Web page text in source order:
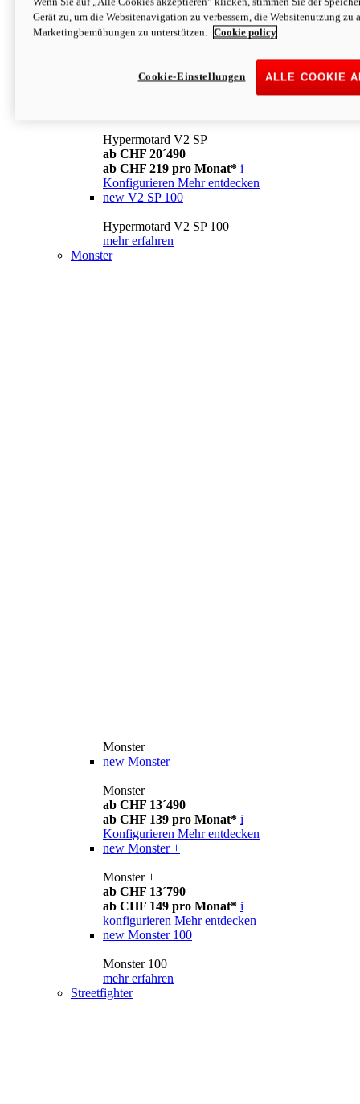
Konfigurieren Mehr entdecken
newV2
ab CHF 169 pro Monat* i
Mehr entdecken
Hypermotard V2 SP
ab CHF 20´490
ab CHF 219 pro Monat* i
Konfigurieren Mehr entdecken
new V2 SP 100
Hypermotard V2 SP 100
mehr erfahren
Monster
Monster
new Monster
Monster
ab CHF 13´490
ab CHF 139 pro Monat* i
Konfigurieren Mehr entdecken
new Monster +
Monster +
ab CHF 13´790
ab CHF 149 pro Monat* i
konfigurieren Mehr entdecken
new Monster 100
Monster 100
mehr erfahren
Streetfighter
Gerät zu, um die Websitenavigation zu verbessern, die Websitenutzung zu
Marketingbemühungen zu unterstützen.
Cookie policy
ALLE COOKIE
Cookie-Einstellungen